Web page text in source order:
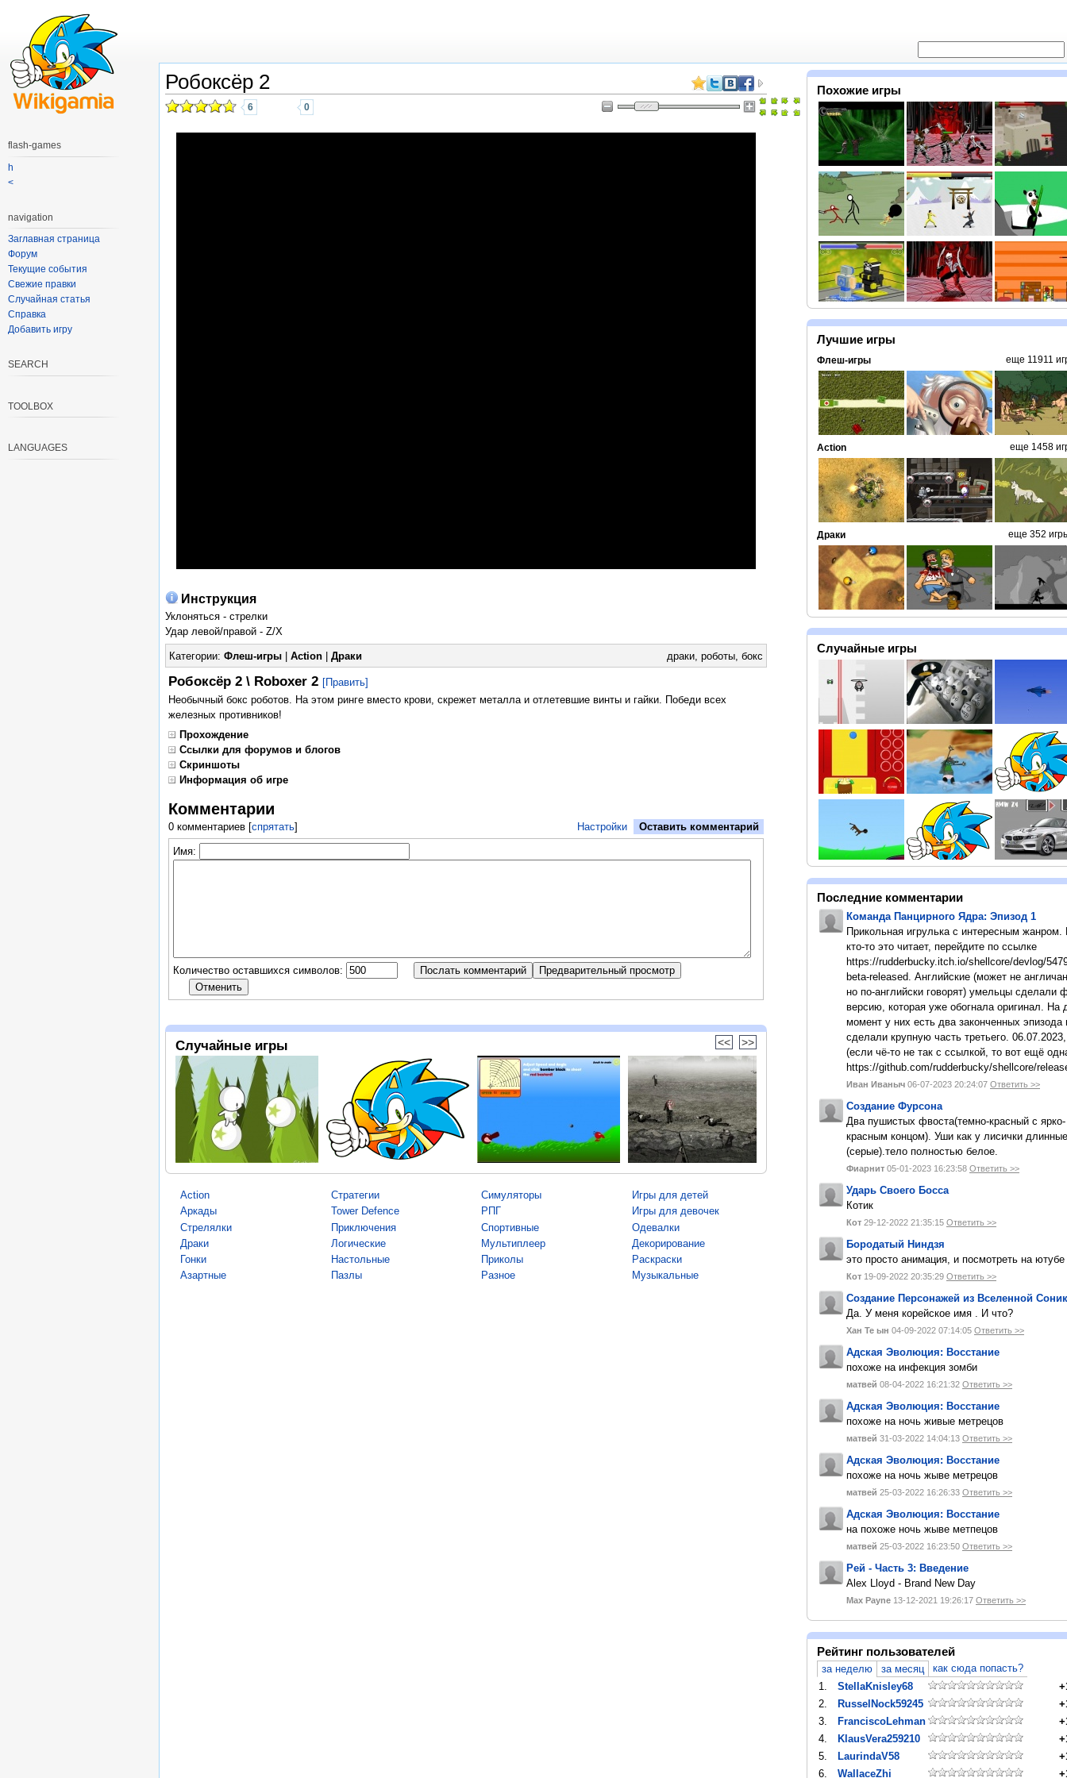
Робоксёр 2
6 0
Инструкция
Уклоняться - стрелки
Удар левой/правой - Z/X
Категории: Флеш-игры| Action| Драки драки,роботы,бокс
Робоксёр 2 \ Roboxer 2 [Править]
Необычный бокс роботов. На этом ринге вместо крови, скрежет металла и отлетевшие винты и гайки. Победи всех
железных противников!
Прохождение
Ссылки для форумов и блогов
Скриншоты
Информация об игре
Комментарии
0 комментариев[спрятать] Оставить комментарий
Настройки
Имя:
Количество оставшихся символов:
Случайные игры << >>
Action
Аркады
Стрелялки
Драки
Гонки
Азартные
Стратегии
Tower Defence
Приключения
Логические
Настольные
Пазлы
Симуляторы
РПГ
Спортивные
Мультиплеер
Приколы
Разное
Игры для детей
Игры для девочек
Одевалки
Декорирование
Раскраски
Музыкальные
Похожие игры
Лучшие игры
Флеш-игры еще 11911
Action еще 1458
Драки еще 352
Случайные игры
Последние комментарии
Команда Панцирного Ядра: Эпизод 1
Прикольная игрулька с интересным жанром.
кто-то это читает, перейдите по ссылке
https://rudderbucky.itch.io/shellcore/devlog/
beta-released. Английские (может не
но по-английски говорят) умельцы сделали
версию, которая уже обогнала оригинал. На
момент у них есть два законченных эпизода
сделали крупную часть третьего.
(если чё-то не так с ссылкой, то вот ещё
https://github.com/rudderbucky/shellcore/
Иван Иваныч 06-07-2023 20:24:07 Ответить >>
Создание Фурсона
Два пушистых фвоста(темно-красный с ярко-
красным концом). Уши как у лисички длинные
(серые).тело полностью белое.
Фиарнит 05-01-2023 16:23:58 Ответить >>
Ударь Своего Босса
Котик
Кот 29-12-2022 21:35:15 Ответить >>
Бородатый Ниндзя
это просто анимация, и посмотреть на
Кот 19-09-2022 20:35:29 Ответить >>
Создание Персонажей из Вселенной
Да. У меня корейское имя . И что?
Хан Те ын 04-09-2022 07:14:05 Ответить >>
Адская Эволюция: Восстание
похоже на инфекция зомби
матвей 08-04-2022 16:21:32 Ответить >>
Адская Эволюция: Восстание
похоже на ночь живые метрецов
матвей 31-03-2022 14:04:13 Ответить >>
Адская Эволюция: Восстание
похоже на ночь жыве метрецов
матвей 25-03-2022 16:26:33 Ответить >>
Адская Эволюция: Восстание
на похоже ночь жыве метпецов
матвей 25-03-2022 16:23:50 Ответить >>
Рей - Часть 3: Введение
Alex Lloyd - Brand New Day
Max Payne 13-12-2021 19:26:17 Ответить >>
Рейтинг пользователей
за неделю за месяц
как сюда попасть?
1.
StellaKnisley68
2.
RusselNock59245
3.
FranciscoLehman
4.
KlausVera259210
5.
LaurindaV58
6.
WallaceZhi
flash-games
h
<
navigation
Заглавная страница
Форум
Текущие события
Свежие правки
Случайная статья
Справка
Добавить игру
SEARCH
TOOLBOX
LANGUAGES